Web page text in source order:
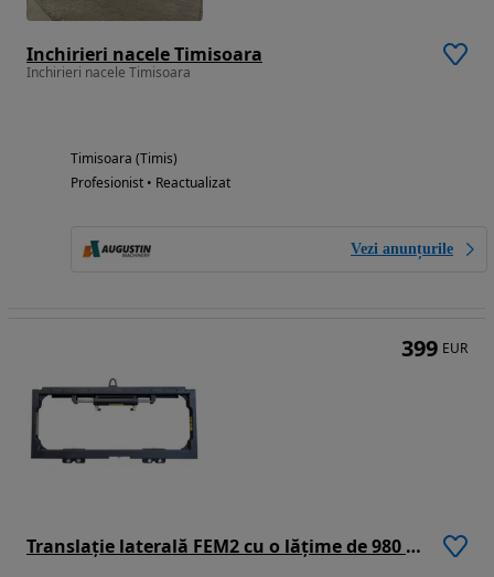
Inchirieri nacele Timisoara
Inchirieri nacele Timisoara
Timisoara (Timis)
Profesionist • Reactualizat
Vezi anunțurile
Translație laterală FEM2 cu o lățime de 980 mm - marca CAM
399 EUR